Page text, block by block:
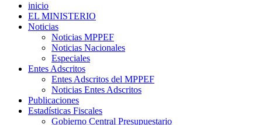
inicio
EL MINISTERIO
Noticias
Noticias MPPEF
Noticias Nacionales
Especiales
Entes Adscritos
Entes Adscritos del MPPEF
Noticias Entes Adscritos
Publicaciones
Estadísticas Fiscales
Gobierno Central Presupuestario